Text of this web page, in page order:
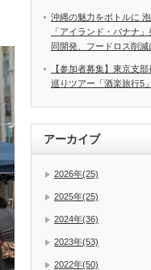
沖縄の魅力をボトルに
「アイランド・バナナ
同開発、フードロス削減
【参加者募集】東京支
巡りツアー「酒楽旅行5
アーカイブ
2026年(25)
2025年(25)
2024年(36)
2023年(53)
2022年(50)